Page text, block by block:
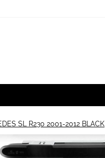
SL R230 2001-2012 BLACK